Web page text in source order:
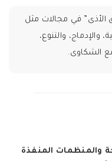
في مجالات مثل
والتنوع،
الشكاوى.
والمنظمات المنفذة